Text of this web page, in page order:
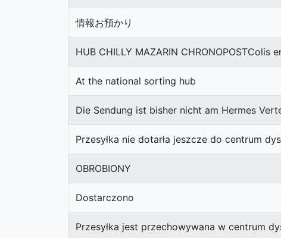
情報お預かり
HUB CHILLY MAZARIN CHRONOPOSTColis
At the national sorting hub
Die Sendung ist bisher nicht am Hermes
Przesyłka nie dotarła jeszcze do centrum
OBROBIONY
Dostarczono
Przesyłka jest przechowywana w centrum